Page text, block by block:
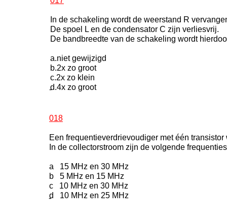
In de schakeling wordt de weerstand R
De spoel L en de condensator C zijn verliesvrij.
De bandbreedte van de schakeling wordt
a.niet gewijzigd
b.2x zo groot
c.2x zo klein
d.4x zo groot
-
018
Een frequentieverdrievoudiger met één
In de collectorstroom zijn de volgende
a 15 MHz en 30 MHz
b 5 MHz en 15 MHz
c 10 MHz en 30 MHz
d 10 MHz en 25 MHz
-